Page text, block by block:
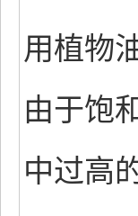
用植物
由于饱
中过高